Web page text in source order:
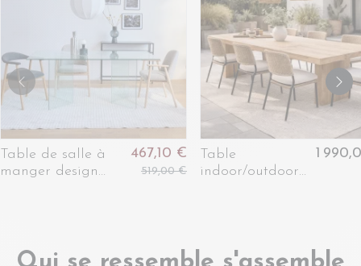
Table de salle à
manger design
467,10 €
519,00 €
Table
indoor/outdoor
1